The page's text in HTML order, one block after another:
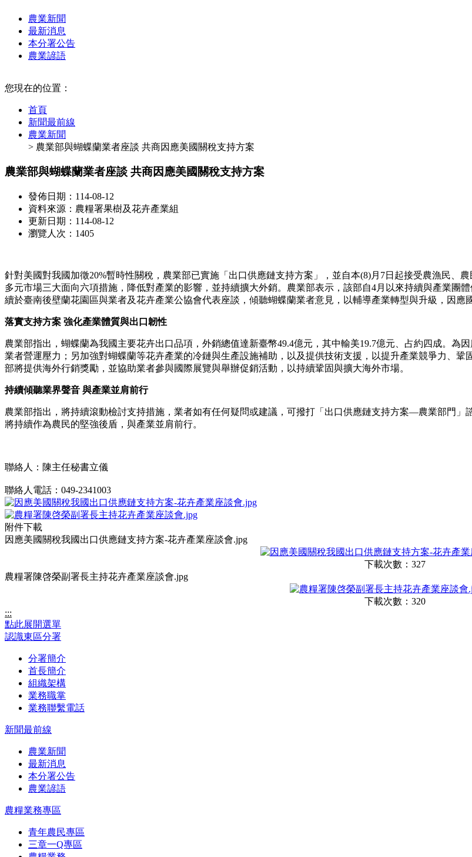
農業新聞
最新消息
本分署公告
農業諺語
您現在的位置：
首頁
新聞最前線
農業新聞
> 農業部與蝴蝶蘭業者座談 共商因應美國關稅支持方案
農業部與蝴蝶蘭業者座談 共商因應美國關稅支持方案
發佈日期：114-08-12
資料來源：農糧署果樹及花卉產業組
更新日期：114-08-12
瀏覽人次：1405
針對美國對我國加徵20%暫時性關稅，農業部已實施「出口供應鏈支持方案」，並自本(8)月7日起接受農漁民、
多元市場三大面向六項措施，降低對產業的影響，並持續擴大外銷。農業部表示，該部自4月以來持續與產業團
續於臺南後壁蘭花園區與業者及花卉產業公協會代表座談，傾聽蝴蝶蘭業者意見，以輔導產業轉型與升級，因應
落實支持方案 強化產業體質與出口韌性
農業部指出，蝴蝶蘭為我國主要花卉出口品項，外銷總值達新臺幣49.4億元，其中輸美19.7億元、占約四成。為
業者營運壓力；另加強對蝴蝶蘭等花卉產業的冷鏈與生產設施補助，以及提供技術支援，以提升產業競爭力、
部將提供海外行銷獎勵，並協助業者參與國際展覽與舉辦促銷活動，以持續鞏固與擴大海外市場。
持續傾聽業界聲音 與產業並肩前行
農業部指出，將持續滾動檢討支持措施，業者如有任何疑問或建議，可撥打「出口供應鏈支持方案—農業部門」
將持續作為農民的堅強後盾，與產業並肩前行。
聯絡人：陳主任秘書立儀
聯絡人電話：049-2341003
附件下載
因應美國關稅我國出口供應鏈支持方案-花卉產業座談會.jpg
下載次數：327
農糧署陳啓榮副署長主持花卉產業座談會.jpg
下載次數：320
:::
點此展開選單
認識東區分署
分署簡介
首長簡介
組織架構
業務職掌
業務聯繫電話
新聞最前線
農業新聞
最新消息
本分署公告
農業諺語
農糧業務專區
青年農民專區
三章一Q專區